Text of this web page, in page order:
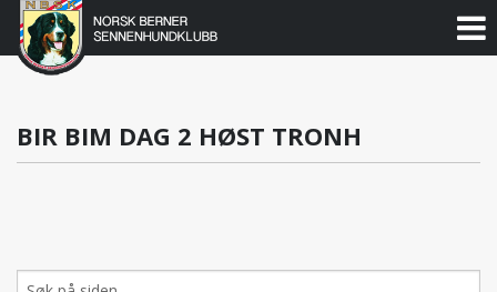
Gå
Norsk
Berner
Sennenhundklubb
BIR BIM DAG 2 HØST TRONH
Søk